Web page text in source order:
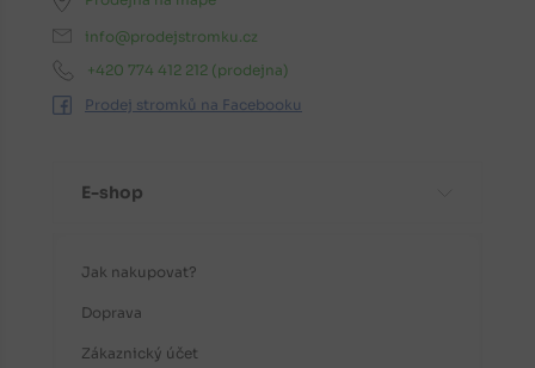
info@prodejstromku.cz
+420 774 412 212 (prodejna)
Prodej stromků na Facebooku
E-shop
Jak nakupovat?
Doprava
Zákaznický účet